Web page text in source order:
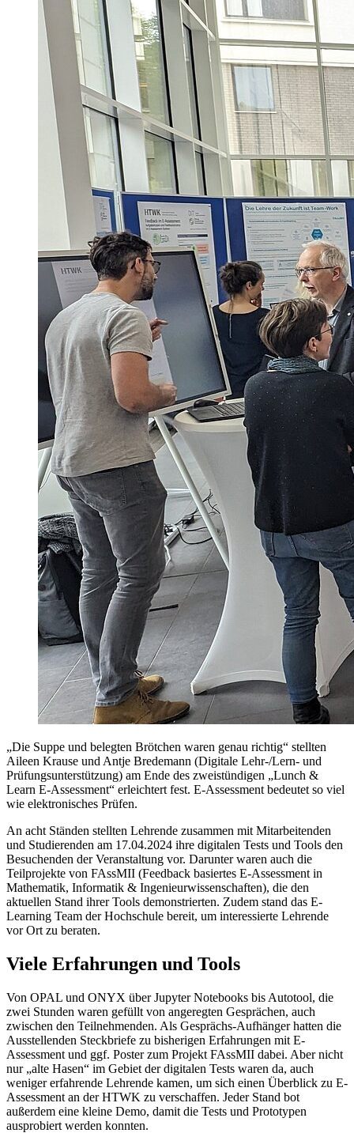
„Die Suppe und belegten Brötchen waren genau richtig“ stellten
Aileen Krause und Antje Bredemann (Digitale Lehr-/Lern- und
Prüfungsunterstützung) am Ende des zweistündigen „Lunch &
Learn E-Assessment“ erleichtert fest. E-Assessment bedeutet so viel
wie elektronisches Prüfen.
An acht Ständen stellten Lehrende zusammen mit Mitarbeitenden
und Studierenden am 17.04.2024 ihre digitalen Tests und Tools den
Besuchenden der Veranstaltung vor. Darunter waren auch die
Teilprojekte von FAssMII (Feedback basiertes E-Assessment in
Mathematik, Informatik & Ingenieurwissenschaften), die den
aktuellen Stand ihrer Tools demonstrierten. Zudem stand das E-
Learning Team der Hochschule bereit, um interessierte Lehrende
vor Ort zu beraten.
Viele Erfahrungen und Tools
Von OPAL und ONYX über Jupyter Notebooks bis Autotool, die
zwei Stunden waren gefüllt von angeregten Gesprächen, auch
zwischen den Teilnehmenden. Als Gesprächs-Aufhänger hatten die
Ausstellenden Steckbriefe zu bisherigen Erfahrungen mit E-
Assessment und ggf. Poster zum Projekt FAssMII dabei. Aber nicht
nur „alte Hasen“ im Gebiet der digitalen Tests waren da, auch
weniger erfahrende Lehrende kamen, um sich einen Überblick zu E-
Assessment an der HTWK zu verschaffen. Jeder Stand bot
außerdem eine kleine Demo, damit die Tests und Prototypen
ausprobiert werden konnten.